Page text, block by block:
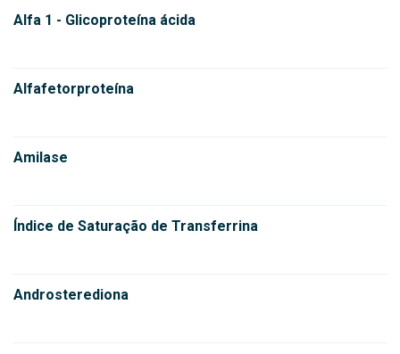
Alfa 1 - Glicoproteína ácida
Alfafetorproteína
Amilase
Índice de Saturação de Transferrina
Androsterediona